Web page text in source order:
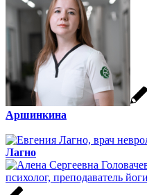
Аршинкина
Лагно